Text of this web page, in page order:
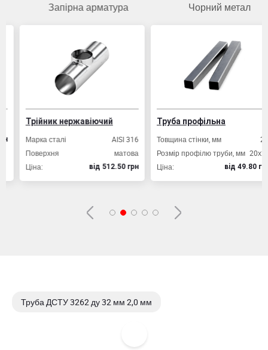
Запірна арматура
Трійник нержавіючий
Марка сталі
AISI 316
Поверхня
матова
Ціна:
вiд 512.50 грн
Чорний метал
Труба профільна
Товщина стінки, мм
Розмір профілю труби, мм
20х20
Ціна:
вiд 49.80 грн
Труба ДСТУ 3262 ду 32 мм 2,0 мм